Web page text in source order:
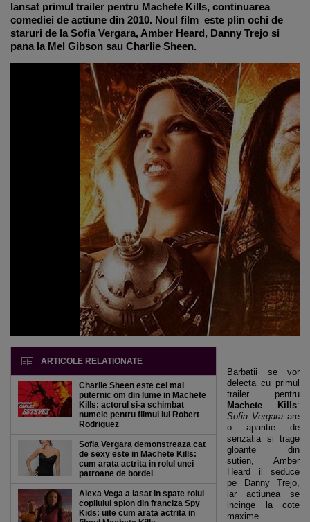
lansat primul trailer pentru Machete Kills, continuarea
comediei de actiune din 2010. Noul film este plin ochi de
staruri de la Sofia Vergara, Amber Heard, Danny Trejo si
pana la Mel Gibson sau Charlie Sheen.
ARTICOLE RELATIONATE
Charlie Sheen este cel mai
puternic om din lume in Machete
Kills: actorul si-a schimbat
numele pentru filmul lui Robert
Rodriguez
Sofia Vergara demonstreaza cat
de sexy este in Machete Kills:
cum arata actrita in rolul unei
patroane de bordel
Alexa Vega a lasat in spate rolul
copilului spion din franciza Spy
Kids: uite cum arata actrita in
Barbatii se vor
delecta cu primul
trailer pentru
Machete Kills:
Sofia Vergara are
o aparitie de
senzatia si trage
gloante din
sutien, Amber
Heard il seduce
pe Danny Trejo,
iar actiunea se
incinge la cote
maxime.